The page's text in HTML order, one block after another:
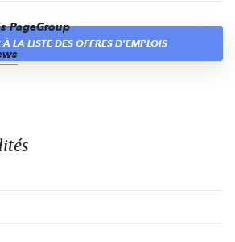
PageGroup
À LA LISTE DES OFFRES D'EMPLOIS